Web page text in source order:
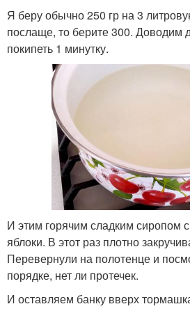
Я беру обычно 250 гр на 3
послаще, то берите 300. Доводим
покипеть 1 минутку.
И этим горячим сладким сиропом
яблоки. В этот раз плотно
Перевернули на полотенце и
порядке, нет ли протечек.
И оставляем банку вверх